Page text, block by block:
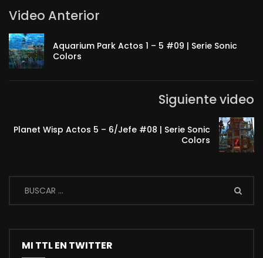
Video Anterior
Aquarium Park Actos 1 – 5 #09 | Serie Sonic
Colors
Siguiente video
Planet Wisp Actos 5 – 6/Jefe #08 | Serie Sonic
Colors
MI TTL EN TWITTER